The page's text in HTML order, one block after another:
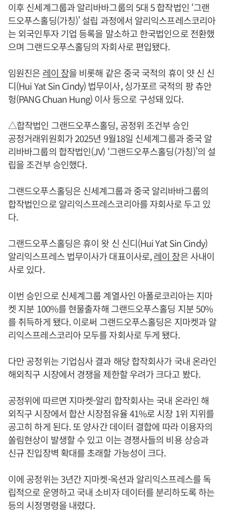
이후 신세계그룹과 알리바바그룹의 5대 5 합작법인 ‘그랜
드오푸스홀딩(가칭)’ 설립 과정에서 알리익스프레스코리아
는 외국인투자 기업 등록을 말소하고 한국법인으로 전환했
으며 그랜드오푸스홀딩의 자회사로 편입됐다.
임원진은 레이 장을 비롯해 같은 중국 국적의 휴이 얏 신 신
디(Hui Yat Sin Cindy) 법무이사, 싱가포르 국적의 팡 츄안
헝(PANG Chuan Hung) 이사 등으로 구성돼 있다.
△합작법인 그랜드오푸스홀딩, 공정위 조건부 승인
공정거래위원회가 2025년 9월18일 신세계그룹과 중국 알
리바바그룹의 합작법인(JV) ‘그랜드오푸스홀딩(가칭)’의 설
립을 조건부 승인했다.
그랜드오푸스홀딩은 신세계그룹과 중국 알리바바그룹의
합작법인으로 알리익스프레스코리아를 자회사로 두고 있
다.
그랜드오푸스홀딩은 휴이 왓 신 신디(Hui Yat Sin Cindy)
알리익스프레스 법무이사가 대표이사로,레이 장은 사내이
사로 있다.
이번 승인으로 신세계그룹 계열사인 아폴로코리아는 지마
켓 지분 100%를 현물출자해 그랜드오푸스홀딩 지분 50%
를 취득하게 됐다. 이로써 그랜드오푸스홀딩은 지마켓과 알
리익스프레스코리아 모두를 자회사로 두게 됐다.
다만 공정위는 기업심사 결과 해당 합작회사가 국내 온라인
해외직구 시장에서 경쟁을 제한할 우려가 크다고 봤다.
공정위에 따르면 지마켓-알리 합작회사는 국내 온라인 해
외직구 시장에서 합산 시장점유율 41%로 시장 1위 지위를
공고히 하게 된다. 또 양사간 데이터 결합에 따라 이용자의
쏠림현상이 발생할 수 있고 이는 경쟁사들의 비용 상승과
신규 진입장벽 확대를 초래할 가능성이 크다.
이에 공정위는 3년간 지마켓·옥션과 알리익스프레스를 독
립적으로 운영하고 국내 소비자 데이터를 분리하도록 하는
등의 시정명령을 내렸다.